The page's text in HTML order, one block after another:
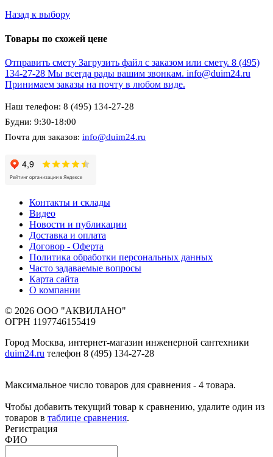
Назад к выбору
Товары по схожей цене
Отправить смету Загрузить файл с заказом или смету. 8 (495)
134-27-28 Мы всегда рады вашим звонкам. info@duim24.ru
Принимаем заказы на почту в любом виде.
Наш телефон: 8 (495) 134-27-28
Будни: 9:30-18:00
Почта для заказов: info@duim24.ru
Контакты и склады
Видео
Новости и публикации
Доставка и оплата
Договор - Оферта
Политика обработки персональных данных
Часто задаваемые вопросы
Карта сайта
О компании
© 2026 ООО "АКВИЛАНО"
ОГРН 1197746155419
Город Москва, интернет-магазин инженерной сантехники
duim24.ru телефон 8 (495) 134-27-28
Максимальное число товаров для сравнения - 4 товара.
Чтобы добавить текущий товар к сравнению, удалите один из
товаров в таблице сравнения.
Регистрация
ФИО